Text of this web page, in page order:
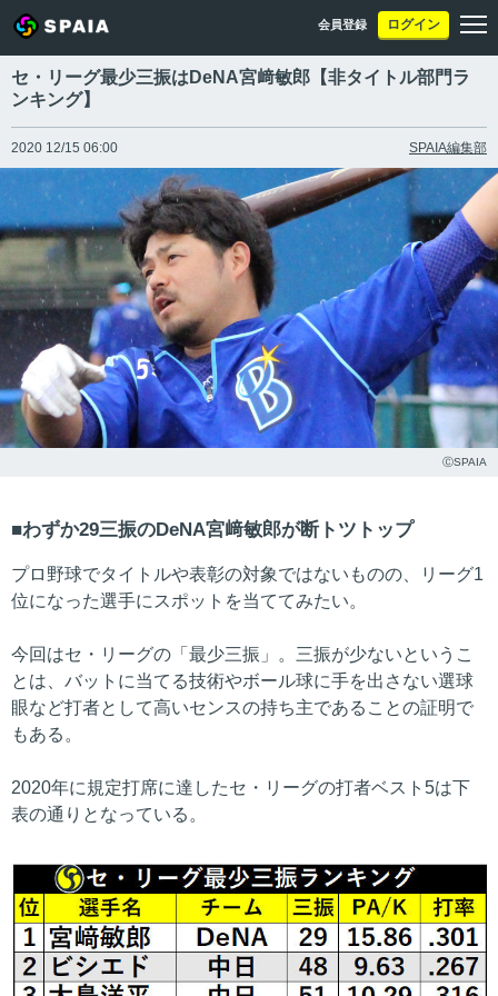
会員登録 ログイン
セ・リーグ最少三振はDeNA宮﨑敏郎【非タイトル部門ラ
ンキング】
2020 12/15 06:00 SPAIA編集部
ⒸSPAIA
わずか29三振のDeNA宮﨑敏郎が断トツトップ
プロ野球でタイトルや表彰の対象ではないものの、リーグ1
位になった選手にスポットを当ててみたい。
今回はセ・リーグの「最少三振」。三振が少ないというこ
とは、バットに当てる技術やボール球に手を出さない選球
眼など打者として高いセンスの持ち主であることの証明で
もある。
2020年に規定打席に達したセ・リーグの打者ベスト5は下
表の通りとなっている。